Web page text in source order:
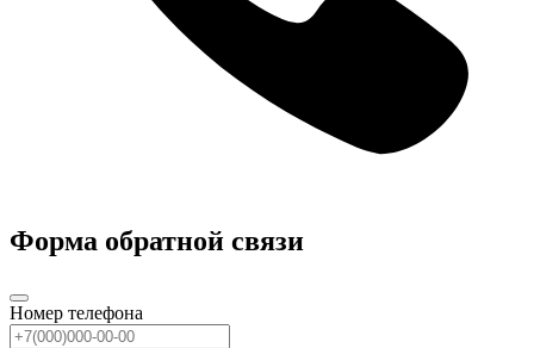
Форма обратной связи
Номер телефона